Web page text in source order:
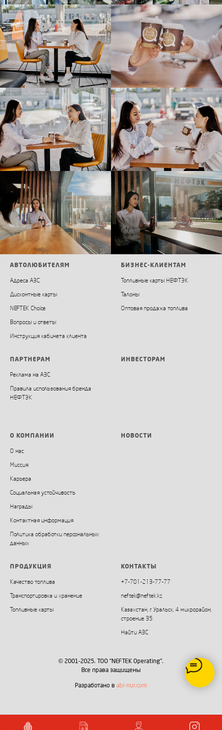
АВТОЛЮБИТЕЛЯМ
Адреса АЗС
Дисконтные карты
NEFTEK Choice
Вопросы и ответы
Инструкция кабинета клиента
БИЗНЕС-КЛИЕНТАМ
Топливные карты НЕФТЭК
Талоны
Оптовая продажа топлива
ПАРТНЕРАМ
Реклама на АЗС
Правила использования бренда
НЕФТЭК
ИНВЕСТОРАМ
О КОМПАНИИ
О нас
Миссия
Карьера
Социальная устойчивость
Награды
Контактная информация
Политика обработки персональных
данных
НОВОСТИ
ПРОДУКЦИЯ
Качество топлива
Транспортировка и хранение
Топливные карты
КОНТАКТЫ
+7-701-213-77-77
neftek@neftek.kz
Казахстан, г. Уральск, 4 микрорайон,
строение 35
Найти АЗС
© 2001-2025. ТОО "NEFTEK Operating".
Все права защищены
Разработано в abi-nur.com